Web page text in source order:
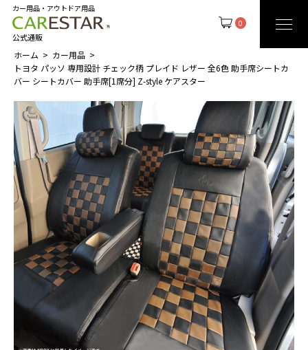
0
カー用品・アウトドア用品
公式通販
ホーム
カー用品
トヨタ パッソ 専用設計 チェック柄 プレイド レザー 全6色 助手席シートカ
バー シートカバー 助手席[1席分] Z-style ケアスター